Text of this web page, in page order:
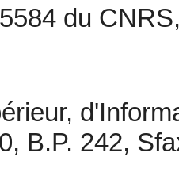
du
B.P. 242,